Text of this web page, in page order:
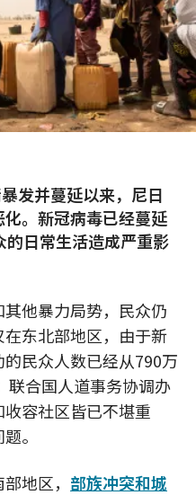
发并蔓延以来，尼日
。新冠病毒已经蔓延
日常生活造成严重影
他暴力局势，民众仍
东北部地区，由于新
民众人数已经从790万
联合国人道事务协调办
容社区皆已不堪重
。
地区， 部族冲突和城